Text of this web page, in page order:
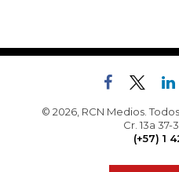
© 2026, RCN Medios.
Cr. 13a
(+57) 1